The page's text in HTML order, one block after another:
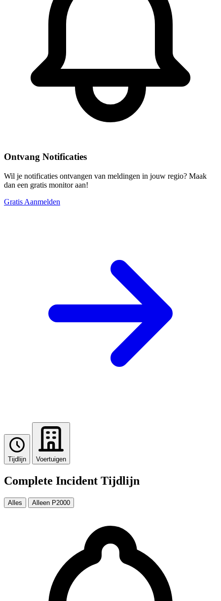
Ontvang Notificaties
Wil je notificaties ontvangen van meldingen in jouw regio? Maak
dan een gratis monitor aan!
Gratis Aanmelden
Tijdlijn Voertuigen
Complete Incident Tijdlijn
Alles Alleen P2000